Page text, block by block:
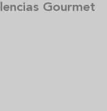
Gourmet